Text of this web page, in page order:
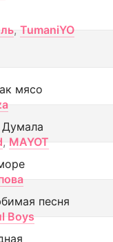
, TumaniYO
мясо
, MAYOT
песня
Boys